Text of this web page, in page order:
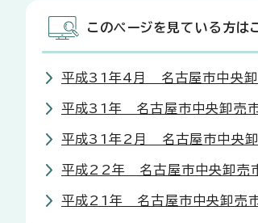
このページを見ている方は
平成31年4月 名古屋市中央卸
平成31年 名古屋市中央卸売
平成31年2月 名古屋市中央卸
平成22年 名古屋市中央卸売
平成21年 名古屋市中央卸売